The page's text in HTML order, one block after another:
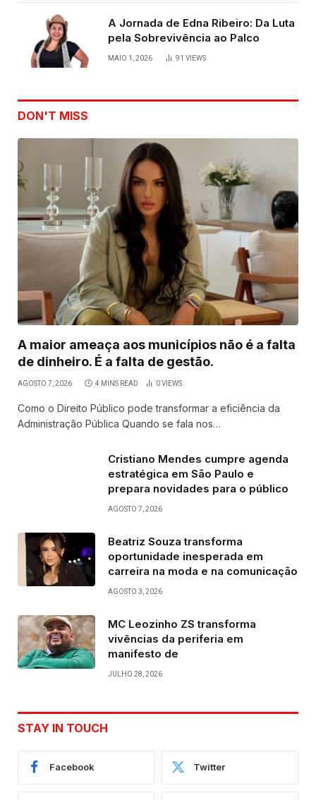
A Jornada de Edna Ribeiro: Da Luta
pela Sobrevivência ao Palco
MAIO 1, 2026 91 VIEWS
DON'T MISS
A maior ameaça aos municípios não é a falta
de dinheiro. É a falta de gestão.
AGOSTO 7, 2026 4 MINS READ 0VIEWS
Como o Direito Público pode transformar a eficiência da
Administração Pública Quando se fala nos…
Cristiano Mendes cumpre agenda
estratégica em São Paulo e
prepara novidades para o público
AGOSTO 7, 2026
Beatriz Souza transforma
oportunidade inesperada em
carreira na moda e na comunicação
AGOSTO 3, 2026
MC Leozinho ZS transforma
vivências da periferia em
manifesto de
JULHO 28, 2026
STAY IN TOUCH
Facebook Twitter